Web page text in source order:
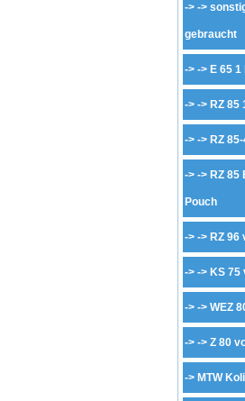
-> ->
gebraucht
-> -> E 65
-> -> RZ 85
-> -> RZ
-> -> RZ 85
Pouch
-> -> RZ 96
-> -> KS 75
-> -> WEZ
-> -> Z 80
-> MTW